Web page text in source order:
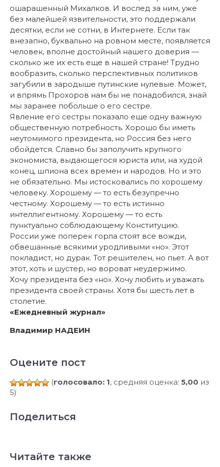
ошарашенный Михалков. И вослед за ним, уже
без малейшей язвительности, это поддержали
десятки, если не сотни, в Интернете. Если так
внезапно, буквально на ровном месте, появляется
человек, вполне достойный нашего доверия —
сколько же их есть еще в нашей стране! Трудно
вообразить, сколько перспективных политиков
загубили в зародыше путинские нулевые. Может,
и впрямь Прохоров нам бы не понадобился, знай
мы заранее побольше о его сестре.
Явление его сестры показало еще одну важную
общественную потребность. Хорошо бы иметь
неутомимого президента, но Россия без него
обойдется. Славно бы заполучить крупного
экономиста, выдающегося юриста или, на худой
конец, шпиона всех времен и народов. Но и это
не обязательно. Мы истосковались по хорошему
человеку. Хорошему — то есть безупречно
честному. Хорошему — то есть истинно
интеллигентному. Хорошему — то есть
пунктуально соблюдающему Конституцию.
России уже поперек горла стоят все вожди,
обвешанные всякими уродливыми «но». Этот
покладист, но дурак. Тот решителен, но пьет. А вот
этот, хоть и шустер, но вороват неудержимо.
Хочу президента без «но». Хочу любить и уважать
президента своей страны. Хотя бы шесть лет в
столетие.
«Ежедневный журнал»
Владимир НАДЕИН
Оцените пост
(голосовало: 1, средняя оценка: 5,00 из
5)
Поделиться
Читайте также